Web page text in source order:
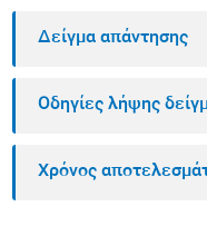
Δείγμα απάντησης
Οδηγίες λήψης
Χρόνος